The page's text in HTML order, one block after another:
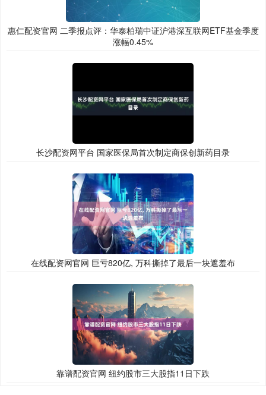
惠仁配资官网 二季报点评：华泰柏瑞中证沪港深互联网ETF基金季度
涨幅0.45%
长沙配资网平台 国家医保局首次制定商保创新药目录
在线配资网官网 巨亏820亿, 万科撕掉了最后一块遮羞布
靠谱配资官网 纽约股市三大股指11日下跌